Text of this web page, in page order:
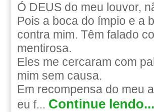
Ó DEUS do meu louvor,
Pois a boca do ímpio e a
contra mim. Têm falado
mentirosa.
Eles me cercaram com
mim sem causa.
Em recompensa do meu
eu f... Continue lendo...